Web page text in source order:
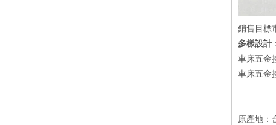
銷售目標
多樣設計
車床五金
車床五金
原產地：